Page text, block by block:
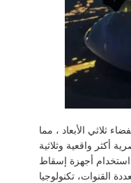
ثلاثي الأبعاد ، مما
أكثر واقعية وثلاثية
استخدام أجهزة إسقاط
القنوات، تكنولوجيا